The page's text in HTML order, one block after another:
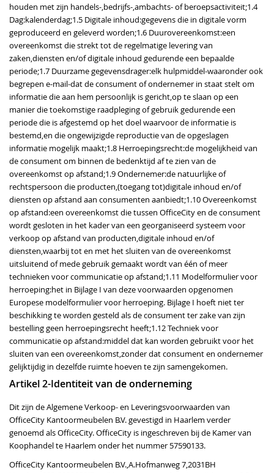
houden met zijn handels-,bedrijfs-,ambachts- of beroepsactiviteit;1.4
Dag:kalenderdag;1.5 Digitale inhoud:gegevens die in digitale vorm
geproduceerd en geleverd worden;1.6 Duurovereenkomst:een
overeenkomst die strekt tot de regelmatige levering van
zaken,diensten en/of digitale inhoud gedurende een bepaalde
periode;1.7 Duurzame gegevensdrager:elk hulpmiddel-waaronder ook
begrepen e-mail-dat de consument of ondernemer in staat stelt om
informatie die aan hem persoonlijk is gericht,op te slaan op een
manier die toekomstige raadpleging of gebruik gedurende een
periode die is afgestemd op het doel waarvoor de informatie is
bestemd,en die ongewijzigde reproductie van de opgeslagen
informatie mogelijk maakt;1.8 Herroepingsrecht:de mogelijkheid van
de consument om binnen de bedenktijd af te zien van de
overeenkomst op afstand;1.9 Ondernemer:de natuurlijke of
rechtspersoon die producten,(toegang tot)digitale inhoud en/of
diensten op afstand aan consumenten aanbiedt;1.10 Overeenkomst
op afstand:een overeenkomst die tussen OfficeCity en de consument
wordt gesloten in het kader van een georganiseerd systeem voor
verkoop op afstand van producten,digitale inhoud en/of
diensten,waarbij tot en met het sluiten van de overeenkomst
uitsluitend of mede gebruik gemaakt wordt van één of meer
technieken voor communicatie op afstand;1.11 Modelformulier voor
herroeping:het in Bijlage I van deze voorwaarden opgenomen
Europese modelformulier voor herroeping. Bijlage I hoeft niet ter
beschikking te worden gesteld als de consument ter zake van zijn
bestelling geen herroepingsrecht heeft;1.12 Techniek voor
communicatie op afstand:middel dat kan worden gebruikt voor het
sluiten van een overeenkomst,zonder dat consument en ondernemer
gelijktijdig in dezelfde ruimte hoeven te zijn samengekomen.
Artikel 2-Identiteit van de onderneming
Dit zijn de Algemene Verkoop- en Leveringsvoorwaarden van
OfficeCity Kantoormeubelen B.V. gevestigd in Haarlem verder
genoemd als OfficeCity. OfficeCity is ingeschreven bij de Kamer van
Koophandel te Haarlem onder het nummer 57590133.
OfficeCity Kantoormeubelen B.V.,A.Hofmanweg 7,2031BH